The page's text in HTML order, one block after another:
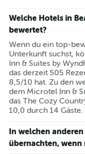
Welche Hotels in
bewertet?
Wenn du ein top-
Unterkunft suchst,
Inn & Suites by
das derzeit 505
8,5/10 hat. Zu den
dem Microtel Inn &
das The Cozy
10,0 durch 14 Gäste.
In welchen
übernachten, wenn